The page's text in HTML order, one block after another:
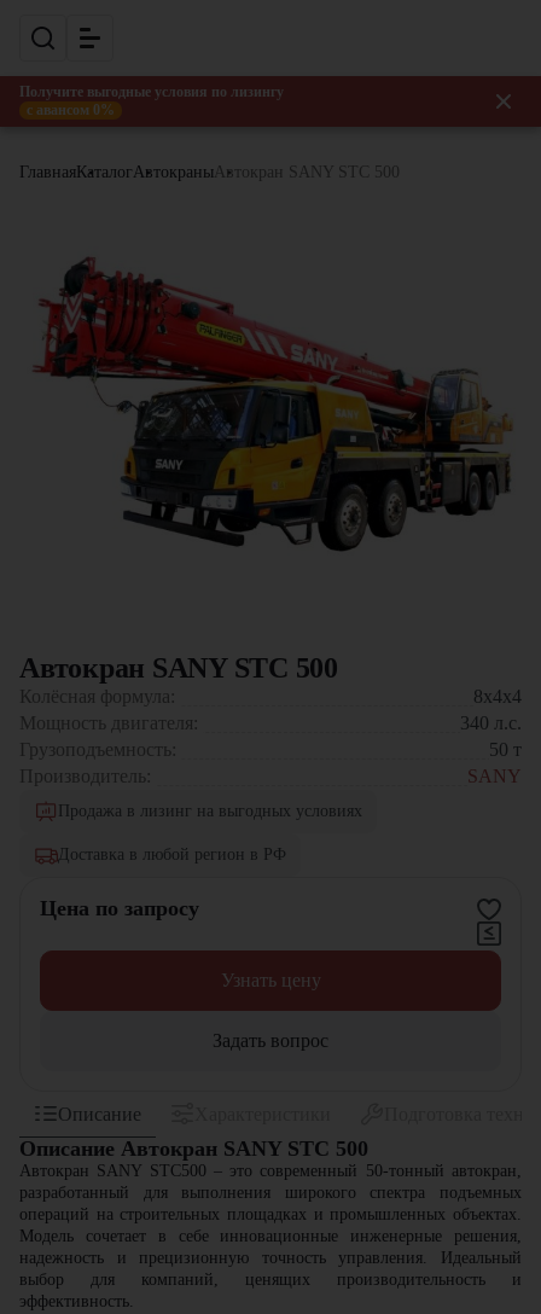
Получите выгодные условия по лизингу
с авансом 0%
Главная КаталогАвтокраныАвтокран SANY STC 500
Автокран SANY STC 500
Колёсная формула:
8x4x4
Мощность двигателя:
340 л.с.
Грузоподъемность:
50 т
Производитель:
SANY
Продажа в лизинг на выгодных условиях
Доставка в любой регион в РФ
Цена по запросу
Узнать цену
Задать вопрос
Описание
Описание Автокран SANY STC 500
Автокран SANY STC500 – это современный 50-тонный автокран,
разработанный для выполнения широкого спектра подъемных
операций на строительных площадках и промышленных объектах.
Модель сочетает в себе инновационные инженерные решения,
надежность и прецизионную точность управления. Идеальный
выбор для компаний, ценящих производительность и
эффективность.